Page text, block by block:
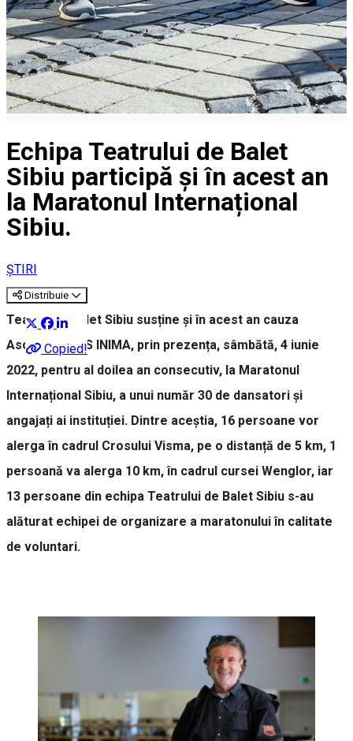
Echipa Teatrului de Balet
Sibiu participă și în acest an
la Maratonul Internațional
Sibiu.
ȘTIRI
Distribuie
Copied!
Teatrul de Balet Sibiu susține și în acest an cauza
Asociației SUS INIMA, prin prezența, sâmbătă, 4 iunie
2022, pentru al doilea an consecutiv, la Maratonul
Internațional Sibiu, a unui număr 30 de dansatori și
angajați ai instituției. Dintre aceștia, 16 persoane vor
alerga în cadrul Crosului Visma, pe o distanță de 5 km, 1
persoană va alerga 10 km, în cadrul cursei Wenglor, iar
13 persoane din echipa Teatrului de Balet Sibiu s-au
alăturat echipei de organizare a maratonului în calitate
de voluntari.